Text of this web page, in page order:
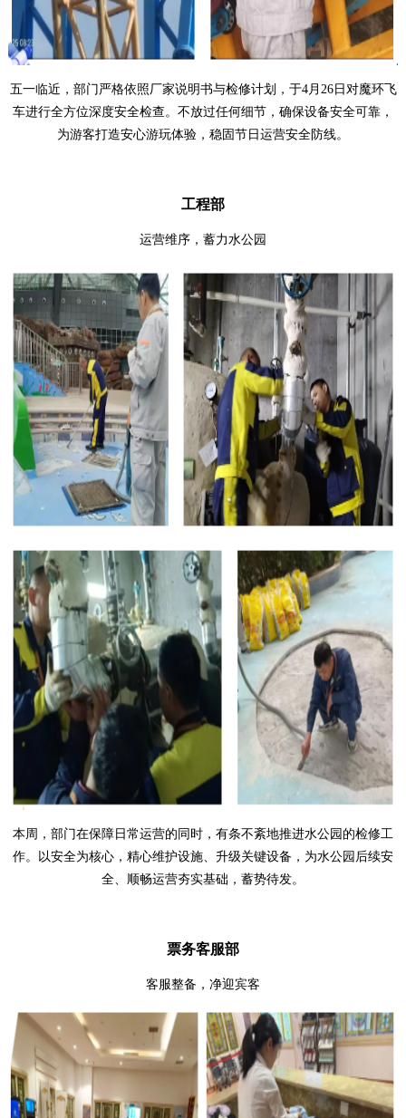
五一临近，部门严格依照厂家说明书与检修计划，于4月 26日对魔环飞
车进行全方位深度安全检查。不放过任何细节，确保设备安全可靠，
为游客打造安心游玩体验，稳固节日运营安全防线。
工程部
运营维序，蓄力水公园
本周，部门在保障日常运营的同时，有条不紊地推进水公园的检修工
作。以安全为核心，精心维护设施、升级关键设备，为水公园后续安
全、顺畅运营夯实基础，蓄势待发。
票务客服部
客服整备，净迎宾客